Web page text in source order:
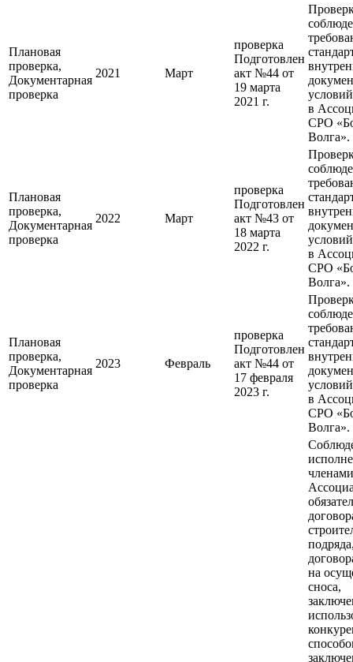
Плановая
проверка,
Документарная
проверка
2021 Март
проверка
Подготовлен
акт №44 от
19 марта
2021 г.
в
СРО
Волга».
Плановая
проверка,
Документарная
проверка
2022 Март
проверка
Подготовлен
акт №43 от
18 марта
2022 г.
в
СРО
Волга».
Плановая
проверка,
Документарная
проверка
2023 Февраль
проверка
Подготовлен
акт №44 от
17 февраля
2023 г.
в
СРО
Волга».
членами
на
сноса,